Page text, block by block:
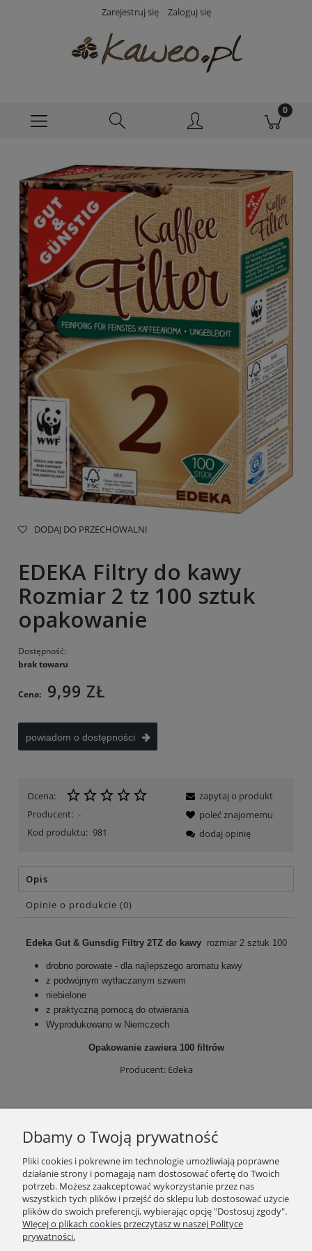
Zarejestruj się Zaloguj się
DODAJ DO PRZECHOWALNI
EDEKA Filtry do kawy
Rozmiar 2 tz 100 sztuk
opakowanie
Dostępność:
brak towaru
Cena: 9,99 ZŁ
powiadom o dostępności
Ocena:
Producent: -
Kod produktu: 981
zapytaj o produkt
poleć znajomemu
dodaj opinię
Opis
Opinie o produkcie (0)
Edeka Gut & Gunsdig Filtry 2TZ do kawy rozmiar 2 sztuk 100
drobno porowate - dla najlepszego aromatu kawy
z podwójnym wytłaczanym szwem
niebielone
z praktyczną pomocą do otwierania
Wyprodukowano w Niemczech
Opakowanie zawiera 100 filtrów
Producent: Edeka
SKLEP
Dbamy o Twoją prywatność
Pliki cookies i pokrewne im technologie umożliwiają poprawne
działanie strony i pomagają nam dostosować ofertę do Twoich
potrzeb. Możesz zaakceptować wykorzystanie przez nas
wszystkich tych plików i przejść do sklepu lub dostosować użycie
plików do swoich preferencji, wybierając opcję "Dostosuj zgody".
Więcej o plikach cookies przeczytasz w naszej Polityce
prywatności.